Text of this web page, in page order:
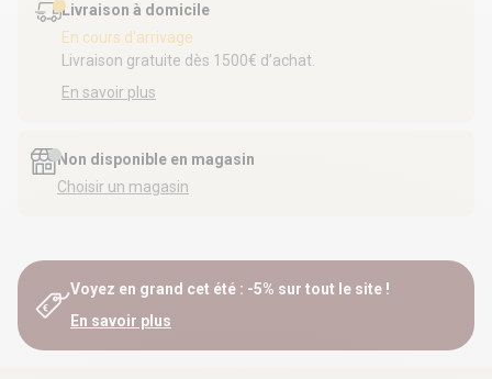
Livraison à domicile
En cours d'arrivage
Livraison gratuite dès 1500€ d’achat.
En savoir plus
Non disponible en magasin
Choisir un magasin
Voyez en grand cet été : -5% sur tout le site !
En savoir plus